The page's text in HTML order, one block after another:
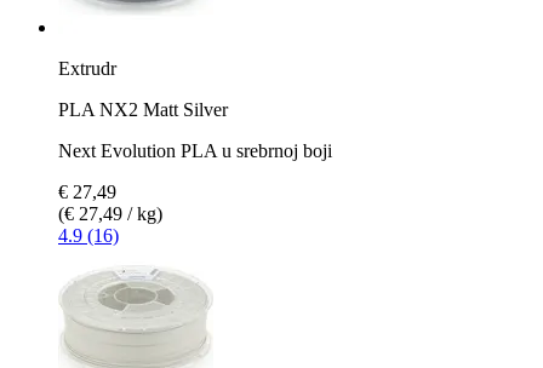
Extrudr
PLA NX2 Matt Silver
Next Evolution PLA u srebrnoj boji
€ 27,49
(€ 27,49 / kg)
4.9 (16)